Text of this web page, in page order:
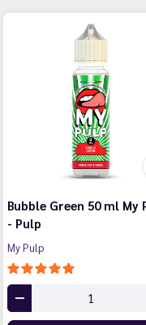
Bubble Green 50 ml My
- Pulp
My Pulp